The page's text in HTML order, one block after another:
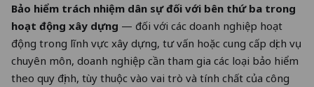
Bảo hiểm trách nhiệm dân sự đối với bên thứ ba trong
hoạt động xây dựng — đối với các doanh nghiệp hoạt
động trong lĩnh vực xây dựng, tư vấn hoặc cung cấp dịch vụ
chuyên môn, doanh nghiệp cần tham gia các loại bảo hiểm
theo quy định, tùy thuộc vào vai trò và tính chất của công